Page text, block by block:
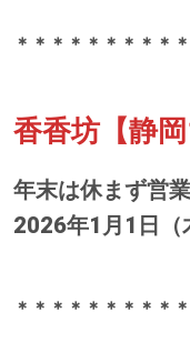
＊＊＊＊＊＊＊＊＊
香香坊【静岡
年末は休まず営業
2026年1月1日（
＊＊＊＊＊＊＊＊＊